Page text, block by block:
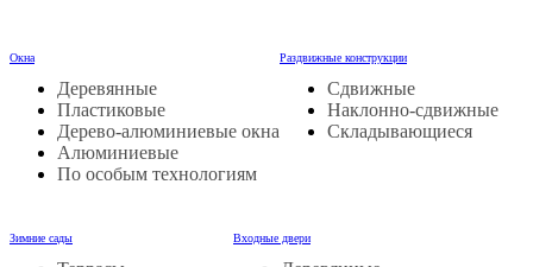
Окна
Деревянные
Пластиковые
Дерево-алюминиевые окна
Алюминиевые
По особым технологиям
Раздвижные конструкции
Сдвижные
Наклонно-сдвижные
Складывающиеся
Зимние сады Входные двери